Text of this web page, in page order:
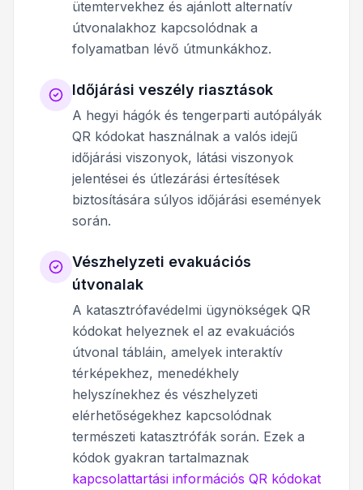
ütemtervekhez és ajánlott alternatív
útvonalakhoz kapcsolódnak a
folyamatban lévő útmunkákhoz.
Időjárási veszély riasztások
A hegyi hágók és tengerparti autópályák
QR kódokat használnak a valós idejű
időjárási viszonyok, látási viszonyok
jelentései és útlezárási értesítések
biztosítására súlyos időjárási események
során.
Vészhelyzeti evakuációs
útvonalak
A katasztrófavédelmi ügynökségek QR
kódokat helyeznek el az evakuációs
útvonal tábláin, amelyek interaktív
térképekhez, menedékhely
helyszínekhez és vészhelyzeti
elérhetőségekhez kapcsolódnak
természeti katasztrófák során. Ezek a
kódok gyakran tartalmaznak
kapcsolattartási információs QR kódokat